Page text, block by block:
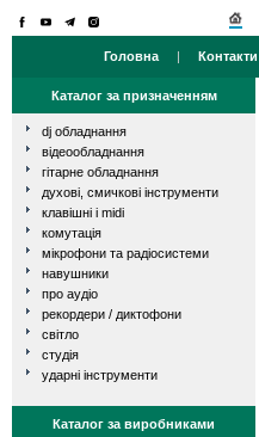
Головна | Контакти
Каталог за призначенням
dj обладнання
відеообладнання
гітарне обладнання
духові, смичкові інструменти
клавішні і midi
комутація
мікрофони та радіосистеми
навушники
про аудіо
рекордери / диктофони
світло
студія
ударні інструменти
Каталог за виробниками